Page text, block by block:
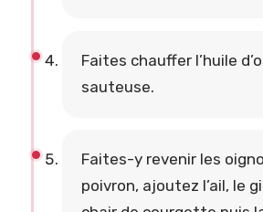
Faites chauffer l’huile
sauteuse.
Faites-y revenir les
poivron, ajoutez l’ail, le